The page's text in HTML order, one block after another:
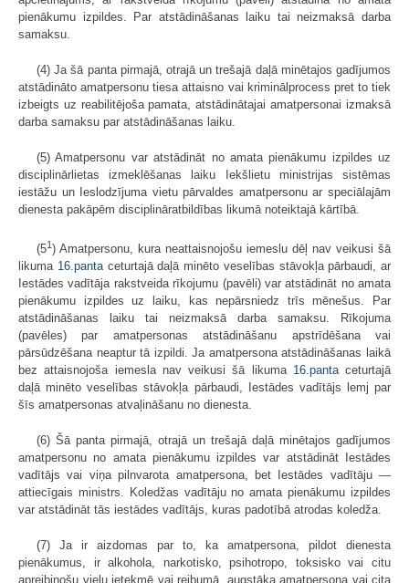
pienākumu izpildes. Par atstādināšanas laiku tai neizmaksā darba
samaksu.
(4) Ja šā panta pirmajā, otrajā un trešajā daļā minētajos gadījumos
atstādināto amatpersonu tiesa attaisno vai kriminālprocess pret to tiek
izbeigts uz reabilitējoša pamata, atstādinātajai amatpersonai izmaksā
darba samaksu par atstādināšanas laiku.
(5) Amatpersonu var atstādināt no amata pienākumu izpildes uz
disciplinārlietas izmeklēšanas laiku Iekšlietu ministrijas sistēmas
iestāžu un Ieslodzījuma vietu pārvaldes amatpersonu ar speciālajām
dienesta pakāpēm disciplināratbildības likumā noteiktajā kārtībā.
(51) Amatpersonu, kura neattaisnojošu iemeslu dēļ nav veikusi šā
likuma 16.pantaceturtajā daļā minēto veselības stāvokļa pārbaudi, ar
Iestādes vadītāja rakstveida rīkojumu (pavēli) var atstādināt no amata
pienākumu izpildes uz laiku, kas nepārsniedz trīs mēnešus. Par
atstādināšanas laiku tai neizmaksā darba samaksu. Rīkojuma
(pavēles) par amatpersonas atstādināšanu apstrīdēšana vai
pārsūdzēšana neaptur tā izpildi. Ja amatpersona atstādināšanas laikā
bez attaisnojoša iemesla nav veikusi šā likuma 16.pantaceturtajā
daļā minēto veselības stāvokļa pārbaudi, Iestādes vadītājs lemj par
šīs amatpersonas atvaļināšanu no dienesta.
(6) Šā panta pirmajā, otrajā un trešajā daļā minētajos gadījumos
amatpersonu no amata pienākumu izpildes var atstādināt Iestādes
vadītājs vai viņa pilnvarota amatpersona, bet Iestādes vadītāju —
attiecīgais ministrs. Koledžas vadītāju no amata pienākumu izpildes
var atstādināt tās iestādes vadītājs, kuras padotībā atrodas koledža.
(7) Ja ir aizdomas par to, ka amatpersona, pildot dienesta
pienākumus, ir alkohola, narkotisko, psihotropo, toksisko vai citu
apreibinošu vielu ietekmē vai reibumā, augstāka amatpersona vai cita